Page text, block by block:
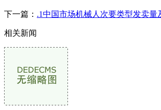
下一篇： .1中国市场机械人次要类型发卖量
相关新闻